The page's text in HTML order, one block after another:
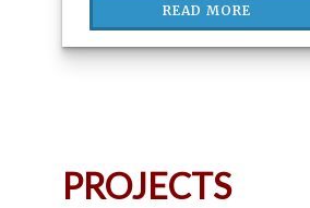
READ MORE
PROJECTS